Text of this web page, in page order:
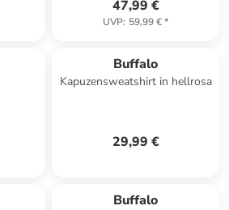
47,99 €
UVP: 59,99 €*
Buffalo
Kapuzensweatshirt in hellrosa
29,99 €
Buffalo